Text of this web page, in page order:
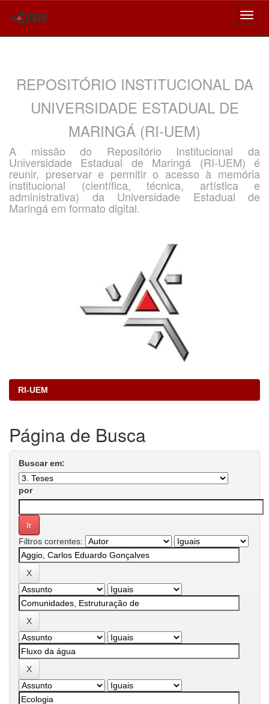
REPOSITÓRIO INSTITUCIONAL DA
UNIVERSIDADE ESTADUAL DE
MARINGÁ (RI-UEM)
A missão do Repositório Institucional da
Universidade Estadual de Maringá (RI-UEM) é
reunir, preservar e permitir o acesso à memória
institucional (científica, técnica, artística e
administrativa) da Universidade Estadual de
Maringá em formato digital.
RI-UEM
Página de Busca
Buscar em:
por
Filtros correntes: